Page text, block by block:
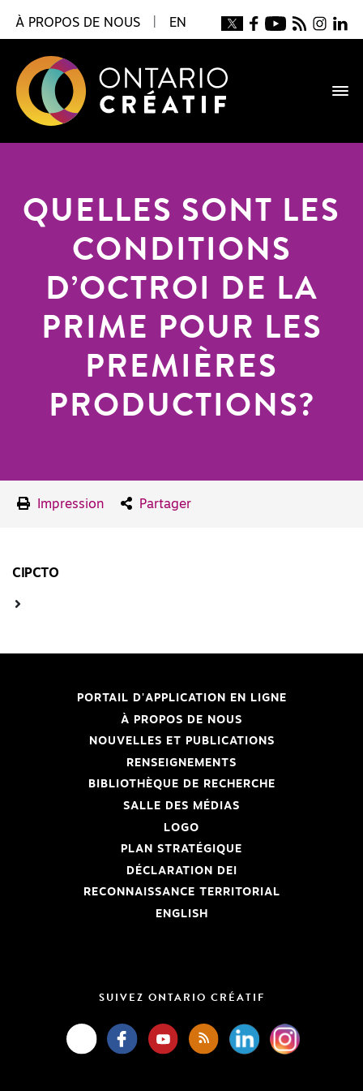
À PROPOS DE NOUS EN
QUELLES SONT LES
CONDITIONS
D’OCTROI DE LA
PRIME POUR LES
PREMIÈRES
PRODUCTIONS?
Impression Partager
CIPCTO
PORTAIL D'APPLICATION EN LIGNE
À PROPOS DE NOUS
NOUVELLES ET PUBLICATIONS
RENSEIGNEMENTS
BIBLIOTHÈQUE DE RECHERCHE
SALLE DES MÉDIAS
LOGO
PLAN STRATÉGIQUE
DÉCLARATION DEI
RECONNAISSANCE TERRITORIAL
ENGLISH
SUIVEZ ONTARIO CRÉATIF